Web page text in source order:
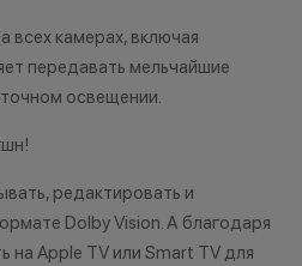
всех камерах, включая
передавать мельчайшие
освещении.
редактировать и
Dolby Vision. А благодаря
на Apple TV или Smart TV для